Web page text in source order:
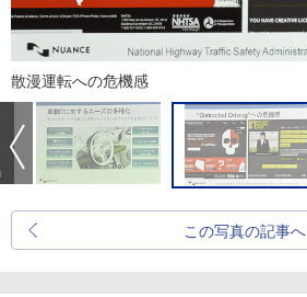
散漫運転への危機感
この写真の記事へ